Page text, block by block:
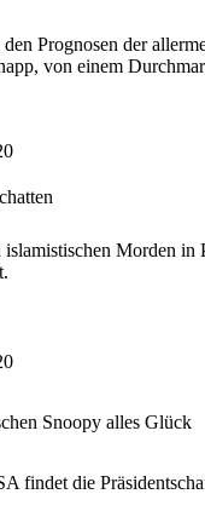
den Prognosen der
von einem
islamistischen Morden in
Snoopy alles Glück
findet die